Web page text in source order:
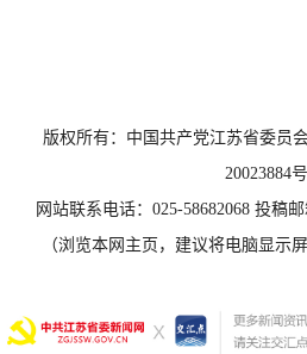
版权所有：中国共产党江苏省委员
20023884号
网站联系电话：025-58682068 投稿
（浏览本网主页，建议将电脑显示